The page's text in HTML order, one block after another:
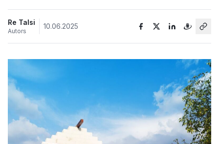
Bizness
Video
Re Talsi
Autors
10.06.2025